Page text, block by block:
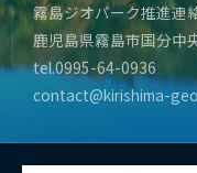
霧島ジオパーク推進連
鹿児島県霧島市国分中
tel.0995-64-0936
contact@kirishima-